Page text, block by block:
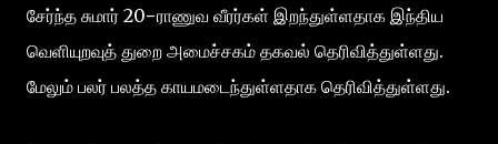
சேர்ந்த சுமார் 20−ராணுவ வீரர்கள் இறந்துள்ளதாக இந்திய
வெளியுறவுத் துறை அமைச்சகம் தகவல் தெரிவித்துள்ளது.
மேலும் பலர் பலத்த காயமடைந்துள்ளதாக தெரிவித்துள்ளது.